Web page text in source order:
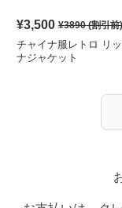
¥3,500 ¥3890(割引前
チャイナ服レトロ リ
ナジャケット